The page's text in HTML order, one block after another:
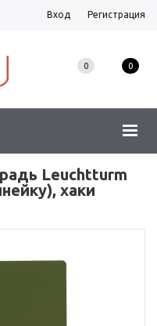
Вход Регистрация
0 0
Leuchtturm
хаки